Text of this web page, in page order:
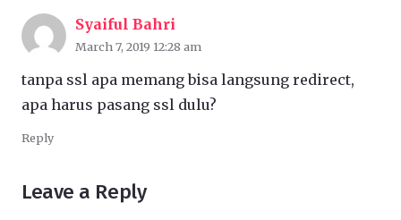
Syaiful Bahri
March 7, 2019 12:28 am
tanpa ssl apa memang bisa langsung redirect,
apa harus pasang ssl dulu?
Reply
Leave a Reply